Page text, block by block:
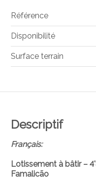
Descriptif
Français:
Lotissement à bâtir –
Famalicão
Référence
Disponibilité
Surface terrain